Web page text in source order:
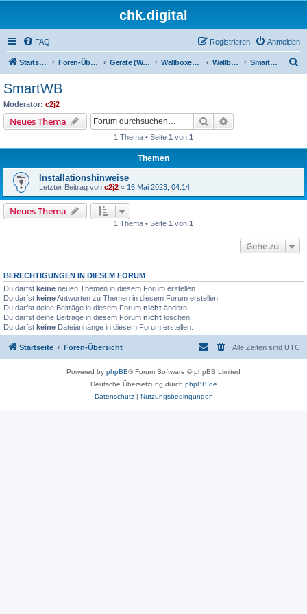
chk.digital
FAQ Anmelden
Registrieren
Startseite Foren-Übersicht Geräte (Wallboxen, Stromquellen, Autos) Wallboxen & Funkschalter Wallboxen ohne Phasenlimitierung SmartWB
SmartWB
Moderator: c2j2
Neues Thema Suche
1 Thema • Seite 1 von 1
Themen
Installationshinweise
Letzter Beitrag von c2j2 « 16.Mai 2023, 04:14
Neues Thema
1 Thema • Seite 1 von 1
Gehe zu
BERECHTIGUNGEN IN DIESEM FORUM
Du darfst keine neuen Themen in diesem Forum erstellen.
Du darfst keineAntworten zu Themen in diesem Forum erstellen.
Du darfst deine Beiträge in diesem Forum nicht ändern.
Du darfst deine Beiträge in diesem Forum nicht löschen.
Du darfst keine Dateianhänge in diesem Forum erstellen.
Startseite Foren-Übersicht Alle Zeiten sind UTC
Powered by phpBB® Forum Software © phpBB Limited
Deutsche Übersetzung durch phpBB.de
Datenschutz| Nutzungsbedingungen